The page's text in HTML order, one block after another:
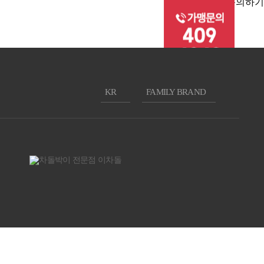
가맹문의하기
KR FAMILY BRAND